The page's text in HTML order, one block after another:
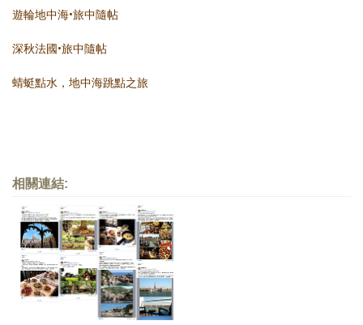
遊輪地中海•旅中隨帖
深秋法國•旅中隨帖
蜻蜓點水，地中海跳點之旅
相關連結: